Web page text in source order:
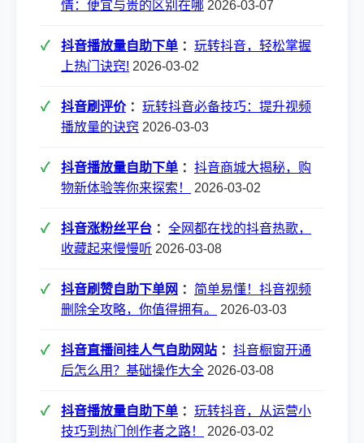
情：便宜与贵的区别在哪 2026-03-07
抖音播放量自助下单 ： 玩转抖音，轻松掌握
上热门诀窍! 2026-03-02
抖音刷评价： 玩转抖音必备技巧：提升视频
播放量的诀窍 2026-03-03
抖音播放量自助下单 ： 抖音商城大揭秘，购
物新体验等你来探索！
2026-03-02
抖音涨粉丝平台 ： 全网都在找的抖音热歌，
收藏起来慢慢听 2026-03-08
抖音刷赞自助下单网 ： 简单易懂！抖音视频
删除全攻略，你值得拥有。
2026-03-03
抖音直播间挂人气自助网站 ： 抖音橱窗开通
后怎么用？基础操作大全 2026-03-08
抖音播放量自助下单 ： 玩转抖音，从运营小
技巧到热门创作者之路！
2026-03-02